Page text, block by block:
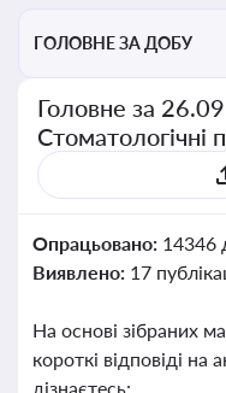
ГОЛОВНЕ ЗА ДОБУ
Головне за
Стоматологічні
Опрацьовано: 14346
Виявлено: 17
На основі зібраних
короткі відповіді на
дізнаєтесь: